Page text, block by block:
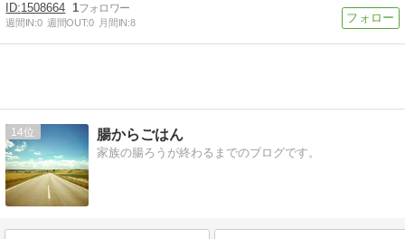
1508664 1
週間IN:0 週間OUT:0 月間IN:8
14 腸からごはん
家族の腸ろうが終わるまでのブログです。